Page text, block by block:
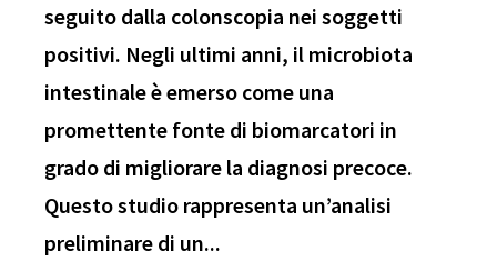
seguito dalla colonscopia nei soggetti
positivi. Negli ultimi anni, il microbiota
intestinale è emerso come una
promettente fonte di biomarcatori in
grado di migliorare la diagnosi precoce.
Questo studio rappresenta un’analisi
preliminare di un...